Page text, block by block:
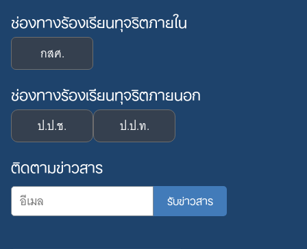
ช่องทางร้องเรียนทุจริตภายใน
กสศ.
ช่องทางร้องเรียนทุจริตภายนอก
ป.ป.ช. ป.ป.ท.
ติดตามข่าวสาร